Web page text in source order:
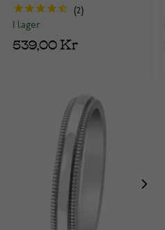
2
I lager
539,00 Kr